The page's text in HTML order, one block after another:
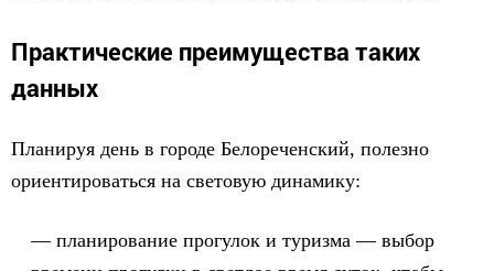
Практические преимущества таких
данных
Планируя день в городе Белореченский, полезно
ориентироваться на световую динамику:
планирование прогулок и туризма — выбор